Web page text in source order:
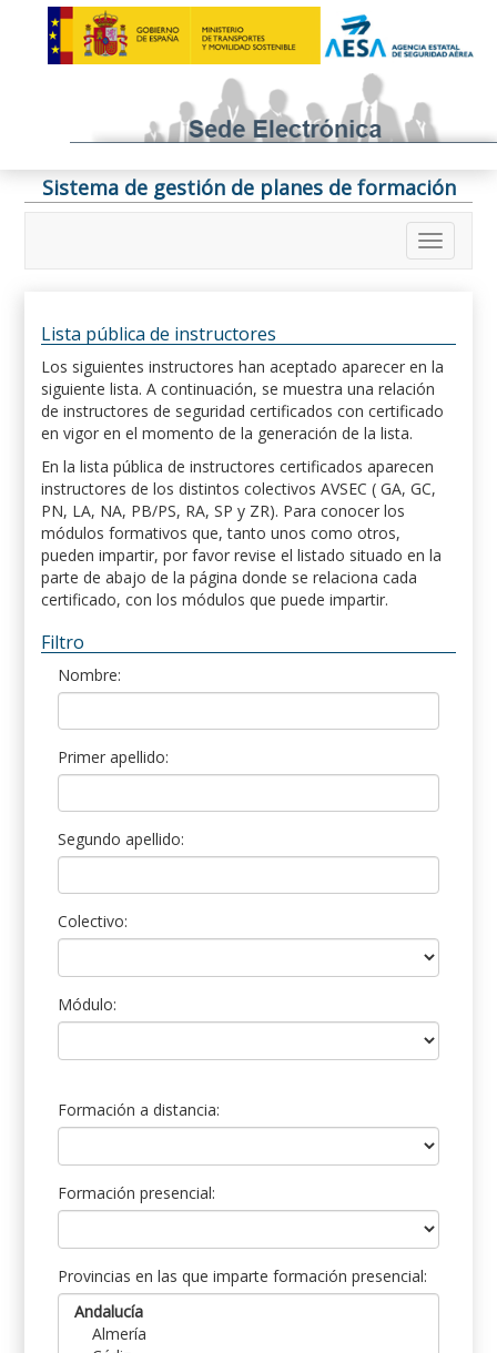
Sistema de gestión de planes de formación
Lista pública de instructores
Los siguientes instructores han aceptado aparecer en la
siguiente lista. A continuación, se muestra una relación
de instructores de seguridad certificados con certificado
en vigor en el momento de la generación de la lista.
En la lista pública de instructores certificados aparecen
instructores de los distintos colectivos AVSEC ( GA, GC,
PN, LA, NA, PB/PS, RA, SP y ZR). Para conocer los
módulos formativos que, tanto unos como otros,
pueden impartir, por favor revise el listado situado en la
parte de abajo de la página donde se relaciona cada
certificado, con los módulos que puede impartir.
Filtro
Nombre:
Primer apellido:
Segundo apellido:
Colectivo:
Módulo:
Formación a distancia:
Formación presencial:
Provincias en las que imparte formación presencial: